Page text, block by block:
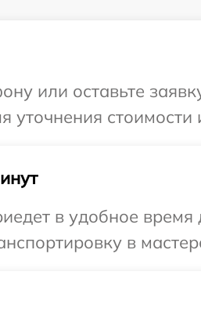
или оставьте
уточнения
в удобное
в